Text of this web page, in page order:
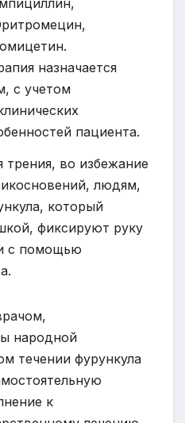
назначается
с учетом
пациента.
во избежание
людям,
который
фиксируют руку
с помощью
народной
течении фурункула
к